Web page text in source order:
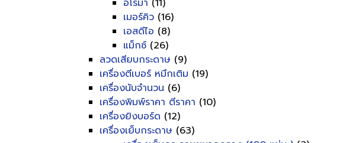
อโรม่า (11)
เมอร์คิว (16)
เอสดีไอ (8)
แม็กซ์ (26)
ลวดเสียบกระดาษ (9)
เครื่องตีเบอร์ หมึกเติม (19)
เครื่องนับจำนวน (6)
เครื่องพิมพ์ราคา ตีราคา (10)
เครื่องยิงบอร์ด (12)
เครื่องเย็บกระดาษ (63)